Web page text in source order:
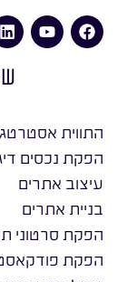
התווית
הפקת נכסים
עיצוב אתרים
בניית אתרים
הפקת סרטוני
הפקת